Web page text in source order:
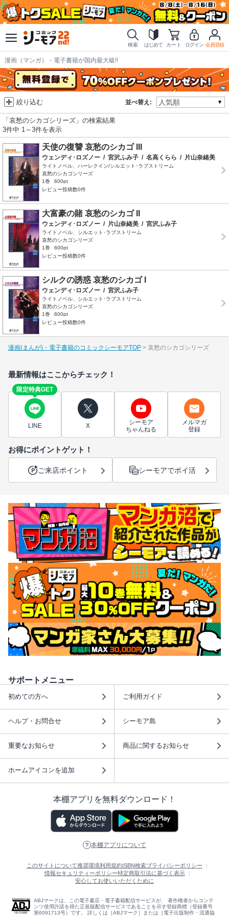
検索 はじめて カート ログイン 会員登録
漫画（マンガ）・電子書籍が国内最大級!!
並べ替え:
絞り込む
「哀愁のシカゴシリーズ」の検索結果
3件中 1～3件を表示
天使の復讐 哀愁のシカゴ III
ウェンディ･ロズノー / 宮沢ふみ子 / 名高くらら / 片山奈緒美
ライトノベル、ハーレクイン/シルエット･ラブストリーム
哀愁のシカゴシリーズ
1巻
600pt
レビュー投稿数0件
大富豪の賭 哀愁のシカゴ II
ウェンディ･ロズノー / 片山奈緒美 / 宮沢ふみ子
ライトノベル、シルエット･ラブストリーム
哀愁のシカゴシリーズ
1巻
600pt
レビュー投稿数0件
シルクの誘惑 哀愁のシカゴ I
ウェンディ･ロズノー / 宮沢ふみ子
ライトノベル、シルエット･ラブストリーム
哀愁のシカゴシリーズ
1巻
600pt
レビュー投稿数0件
漫画(まんが)・電子書籍のコミックシーモアTOP 哀愁のシカゴシリーズ
最新情報はここからチェック！
限定特典GET
LINE X
シーモア
ちゃんねる
メルマガ
登録
お得にポイントゲット！
ご来店ポイント シーモアでポイ活
サポートメニュー
初めての方へ ご利用ガイド
ヘルプ・お問合せ シーモア島
重要なお知らせ 商品に関するお知らせ
ホームアイコンを追加
本棚アプリを無料ダウンロード！
本棚アプリについて
このサイトについて推奨環境利用規約 ISBN検索プライバシーポリシー
情報セキュリティーポリシー特定商取引法に基づく表示
安心してお使いいただくために
ABJマークは、この電子書店・電子書籍配信サービスが、 著作権者からコンテ
ンツ使用許諾を得た正規版配信サービスであることを示す登録商標（登録番号
第6091713号）です。 詳しくは［ABJマーク］または［電子出版制作・流通協